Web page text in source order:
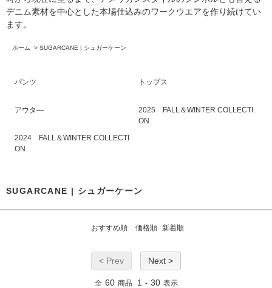
デニム素材を中心とした本場仕込みのワークウエアを作り続けてい
ます。
ホーム > SUGARCANE | シュガーケーン
パンツ トップス
アウタ―
2025 FALL＆WINTER COLLECTI
ON
2024 FALL＆WINTER COLLECTI
ON
SUGARCANE | シュガーケーン
おすすめ順 価格順 新着順
< Prev Next >
全 60 商品 1 - 30 表示